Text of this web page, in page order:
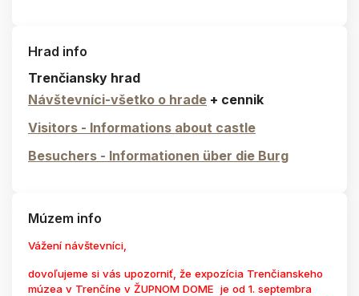
Hrad info
Trenčiansky hrad
Návštevníci-všetko o hrade + cennik
Visitors - Informations about castle
Besuchers - Informationen über die Burg
Múzem info
Vážení návštevníci,
dovoľujeme si vás upozorniť, že expozícia Trenčianskeho
múzea v Trenčíne v ŽUPNOM DOME je od 1. septembra